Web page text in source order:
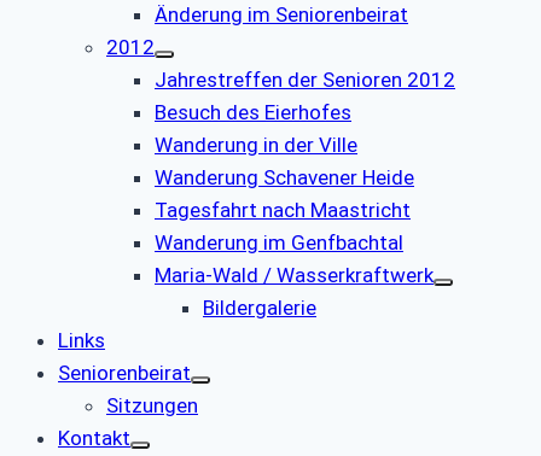
Änderung im Seniorenbeirat
2012
Jahrestreffen der Senioren 2012
Besuch des Eierhofes
Wanderung in der Ville
Wanderung Schavener Heide
Tagesfahrt nach Maastricht
Wanderung im Genfbachtal
Maria-Wald / Wasserkraftwerk
Bildergalerie
Links
Seniorenbeirat
Sitzungen
Kontakt